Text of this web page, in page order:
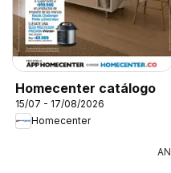
Homecenter catálogo
15/07 - 17/08/2026
Homecenter